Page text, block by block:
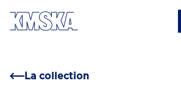
Passer au contenu principal
La collection